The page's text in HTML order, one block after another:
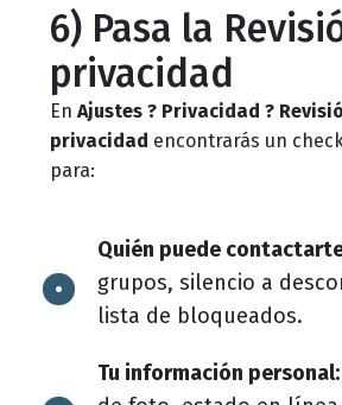
6) Pasa la
privacidad
En Ajustes ? Privacidad ?
privacidad encontrarás un
para:
Quién puede
grupos, silencio a
lista de bloqueados.
Tu información personal: